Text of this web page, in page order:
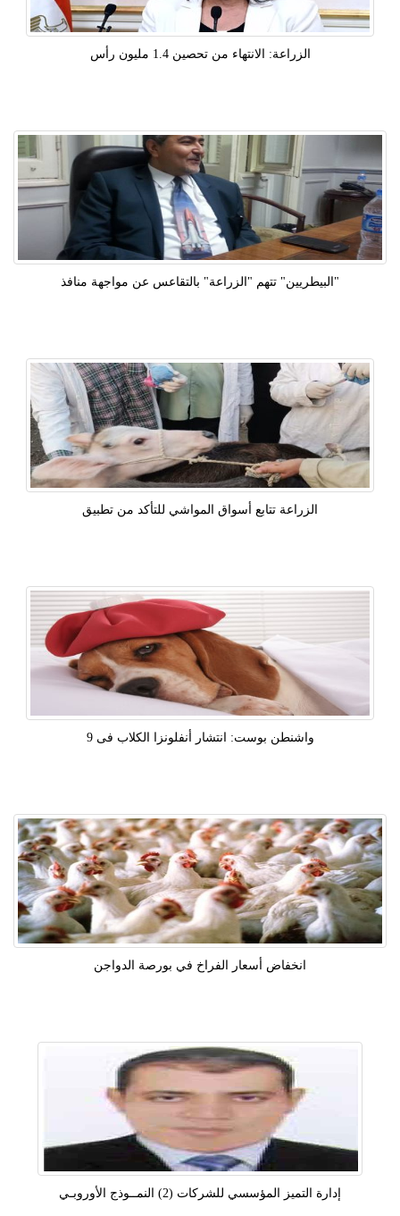
الزراعة: الانتهاء من تحصين 1.4 مليون رأس
"البيطريين" تتهم "الزراعة" بالتقاعس عن مواجهة منافذ
الزراعة تتابع أسواق المواشي للتأكد من تطبيق
واشنطن بوست: انتشار أنفلونزا الكلاب فى 9
انخفاض أسعار الفراخ في بورصة الدواجن
إدارة التميز المؤسسي للشركات (2) النمــوذج الأوروبـي